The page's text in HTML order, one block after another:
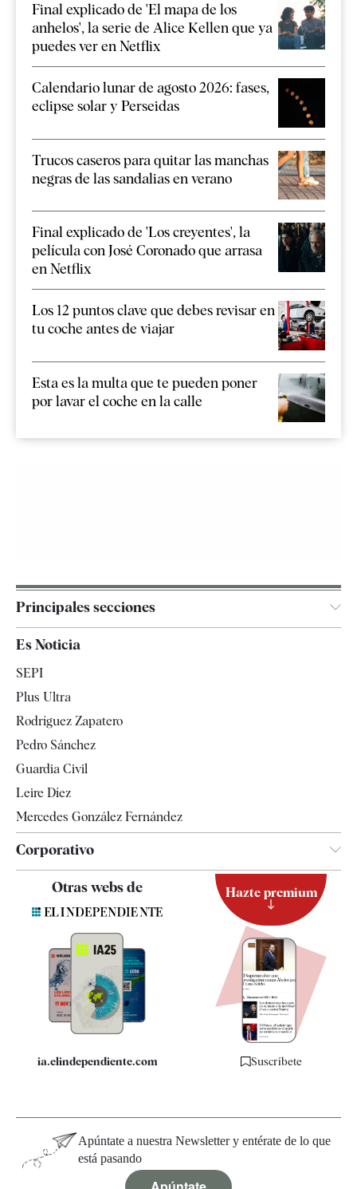
Final explicado de 'El mapa de los
anhelos', la serie de Alice Kellen que ya
puedes ver en Netflix
Calendario lunar de agosto 2026: fases,
eclipse solar y Perseidas
Trucos caseros para quitar las manchas
negras de las sandalias en verano
Final explicado de 'Los creyentes', la
película con José Coronado que arrasa
en Netflix
Los 12 puntos clave que debes revisar en
tu coche antes de viajar
Esta es la multa que te pueden poner
por lavar el coche en la calle
Principales secciones
España
Televisión
Es Noticia
SEPI
Plus Ultra
Rodríguez Zapatero
Pedro Sánchez
Guardia Civil
Leire Díez
Mercedes González Fernández
Corporativo
Contacto
Quiénes somos
Especificaciones
Otras webs de
ia.elindependiente.com
Hazte premium
Suscríbete
Apúntate a nuestra Newsletter y entérate de lo que
está pasando